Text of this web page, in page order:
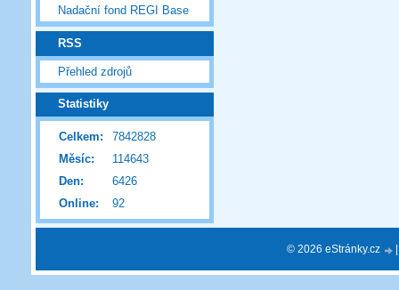
Nadační fond REGI Base
RSS
Přehled zdrojů
Statistiky
Online: 92
Celkem:
7842828
Měsíc:
114643
Den:
6426
© 2026 eStránky.cz